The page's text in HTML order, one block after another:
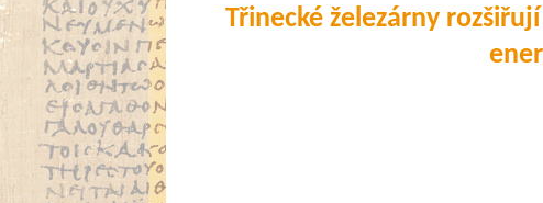
Třinecké železárny